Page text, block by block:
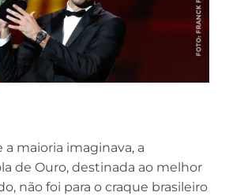
maioria imaginava, a
de Ouro, destinada ao melhor
não foi para o craque brasileiro